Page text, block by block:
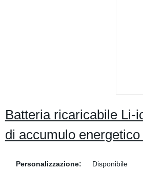
Batteria ricaricabile Li-
di accumulo
Personalizzazione:
Disponibile